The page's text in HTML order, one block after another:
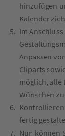
hinzufügen
Kalender
Im
Anpassen
Cliparts
möglich, alle
Wünschen
Kontrollieren
fertig
Nun können